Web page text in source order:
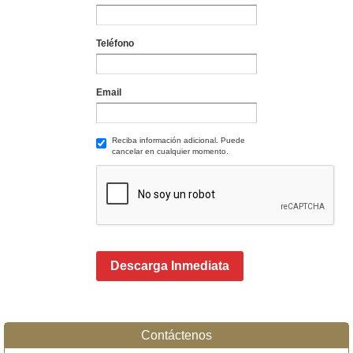
Teléfono
Email
Reciba información adicional. Puede
cancelar en cualquier momento.
Descarga Inmediata
Contáctenos